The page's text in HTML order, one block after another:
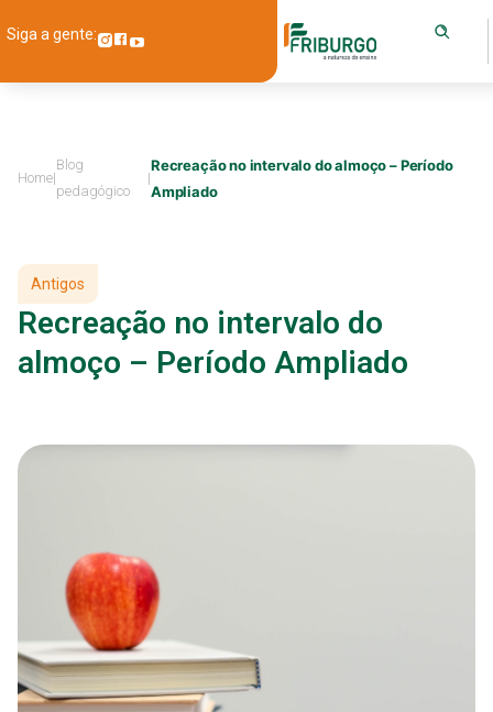
Siga a gente:
Home|
Blog
pedagógico
|
Recreação no intervalo do almoço – Período
Ampliado
Antigos
Recreação no intervalo do
almoço – Período Ampliado